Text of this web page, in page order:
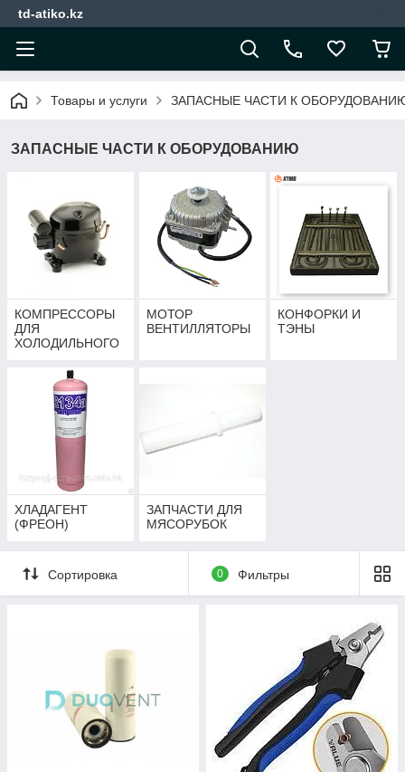
td-atiko.kz
Товары и услуги ЗАПАСНЫЕ ЧАСТИ К
ЗАПАСНЫЕ ЧАСТИ К ОБОРУДОВАНИЮ
КОМПРЕССОРЫ
ДЛЯ
ХОЛОДИЛЬНОГО
МОТОР
ВЕНТИЛЛЯТОРЫ
КОНФОРКИ И
ТЭНЫ
ХЛАДАГЕНТ
(ФРЕОН)
ЗАПЧАСТИ ДЛЯ
МЯСОРУБОК
Сортировка 0 Фильтры